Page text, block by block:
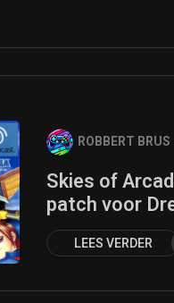
ROBBERT BRUS
Skies of
patch voor
LEES VERDER